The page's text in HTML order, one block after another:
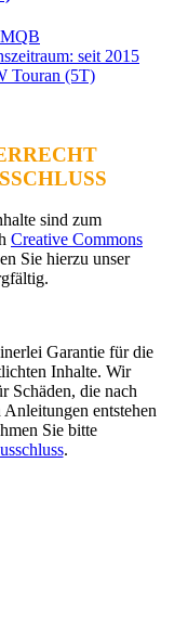
seit 2015
sind zum
Creative Commons
Sie hierzu unser
Garantie für die
Inhalte. Wir
Schäden, die nach
entstehen
Sie bitte
.